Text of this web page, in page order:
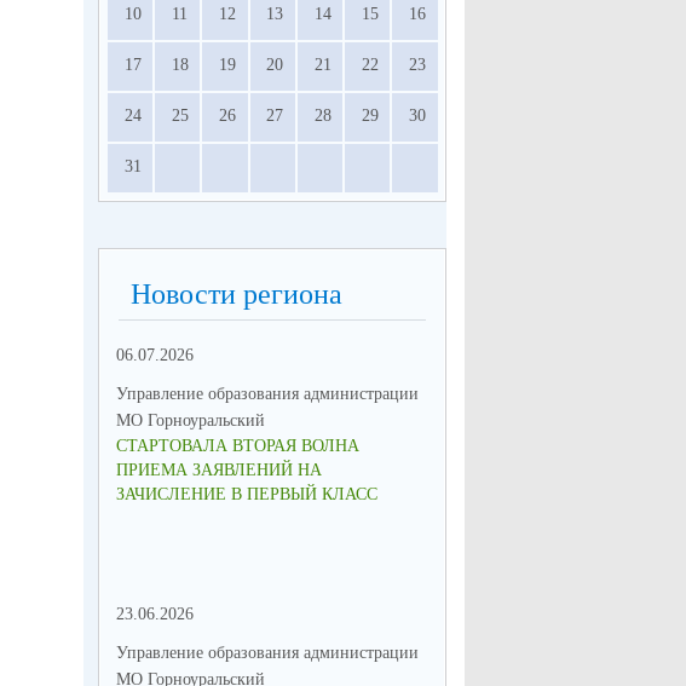
10 11 12 13 14 15 16
17 18 19 20 21 22 23
24 25 26 27 28 29 30
31
Новости региона
06.07.2026
Управление образования администрации
МО Горноуральский
СТАРТОВАЛА ВТОРАЯ ВОЛНА
ПРИЕМА ЗАЯВЛЕНИЙ НА
ЗАЧИСЛЕНИЕ В ПЕРВЫЙ КЛАСС
23.06.2026
Управление образования администрации
МО Горноуральский